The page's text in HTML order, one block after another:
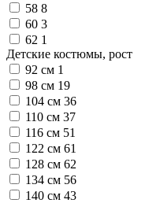
58 8
60 3
62 1
Детские костюмы, рост
92 см 1
98 см 19
104 см 36
110 см 37
116 см 51
122 см 61
128 см 62
134 см 56
140 см 43